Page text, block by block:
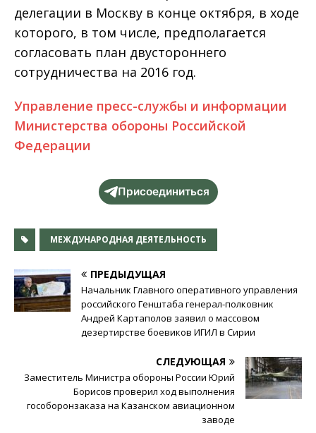
делегации в Москву в конце октября, в ходе
которого, в том числе, предполагается
согласовать план двустороннего
сотрудничества на 2016 год.
Управление пресс-службы и информации
Министерства обороны Российской
Федерации
Присоединиться
МЕЖДУНАРОДНАЯ ДЕЯТЕЛЬНОСТЬ
ПРЕДЫДУЩАЯ
Начальник Главного оперативного управления
российского Генштаба генерал-полковник
Андрей Картаполов заявил о массовом
дезертирстве боевиков ИГИЛ в Сирии
СЛЕДУЮЩАЯ
Заместитель Министра обороны России Юрий
Борисов проверил ход выполнения
гособоронзаказа на Казанском авиационном
заводе